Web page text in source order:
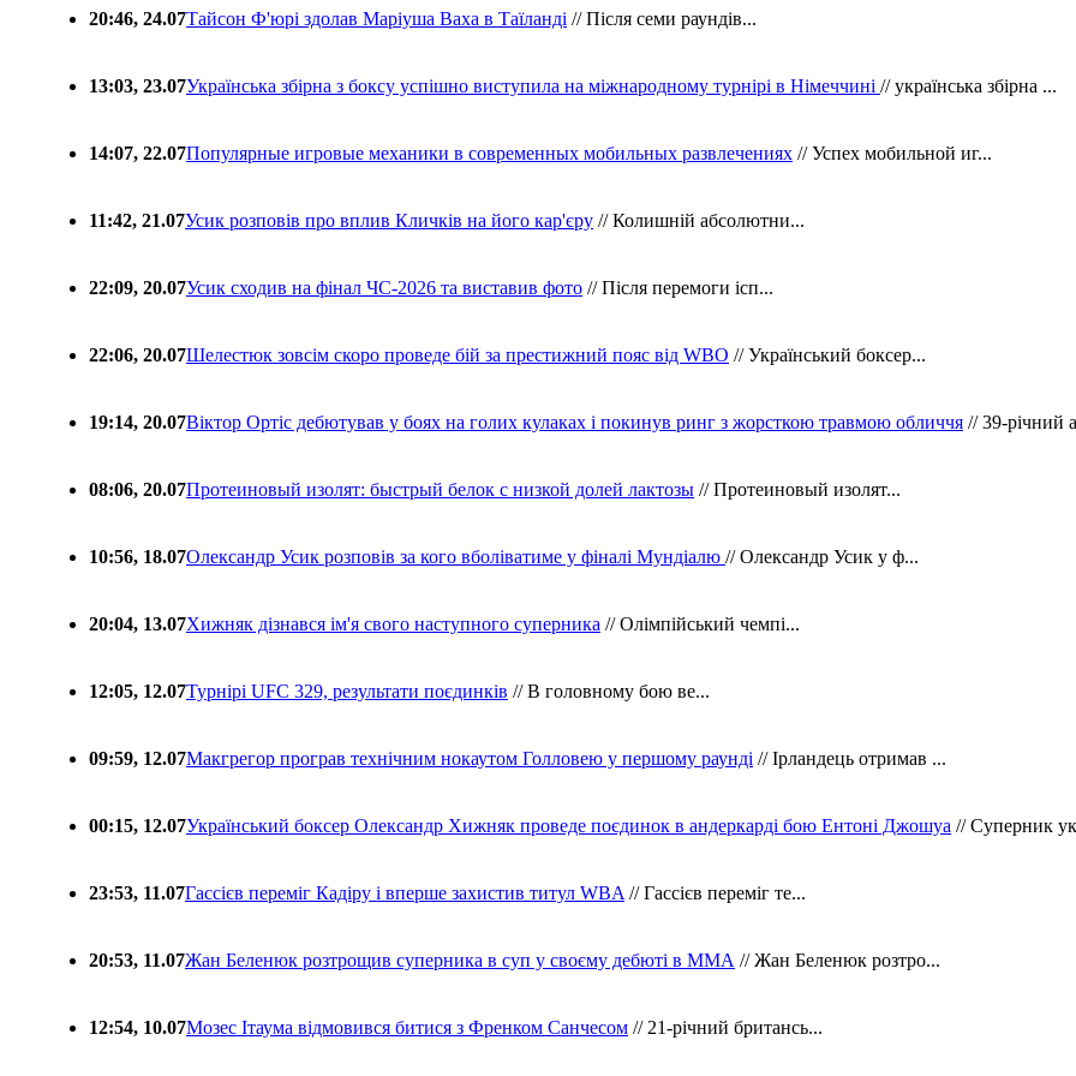
20:46, 24.07Тайсон Ф'юрі здолав Маріуша Ваха в Таїланді // Після семи раундів...
13:03, 23.07Українська збірна з боксу успішно виступила на міжнародному турнірі в Німеччині // українська збірна ...
14:07, 22.07Популярные игровые механики в современных мобильных развлечениях // Успех мобильной иг...
11:42, 21.07Усик розповів про вплив Кличків на його кар'єру // Колишній абсолютни...
22:09, 20.07Усик сходив на фінал ЧС-2026 та виставив фото // Після перемоги ісп...
22:06, 20.07Шелестюк зовсім скоро проведе бій за престижний пояс від WBO // Український боксер...
19:14, 20.07Віктор Ортіс дебютував у боях на голих кулаках і покинув ринг з жорсткою травмою обличчя // 39-річний
08:06, 20.07Протеиновый изолят: быстрый белок с низкой долей лактозы // Протеиновый изолят...
10:56, 18.07Олександр Усик розповів за кого вболіватиме у фіналі Мундіалю // Олександр Усик у ф...
20:04, 13.07Хижняк дізнався ім'я свого наступного суперника // Олімпійський чемпі...
12:05, 12.07Турнірі UFC 329, результати поєдинків // В головному бою ве...
09:59, 12.07Макгрегор програв технічним нокаутом Голловею у першому раунді // Ірландець отримав ...
00:15, 12.07Український боксер Олександр Хижняк проведе поєдинок в андеркарді бою Ентоні Джошуа // Суперник
23:53, 11.07Гассієв переміг Кадіру і вперше захистив титул WBA // Гассієв переміг те...
20:53, 11.07Жан Беленюк розтрощив суперника в суп у своєму дебюті в ММА // Жан Беленюк розтро...
12:54, 10.07Мозес Ітаума відмовився битися з Френком Санчесом // 21-річний британсь...